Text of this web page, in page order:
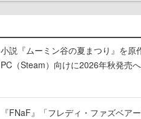
小説『ムーミン谷の夏まつり』を原
PC（Steam）向けに2026年秋発売
『FNaF』「フレディ・ファズベア